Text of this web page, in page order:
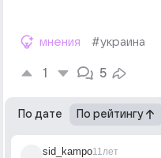
мнения #украина
1 5
По дате По рейтингу
sid_kampo11лет